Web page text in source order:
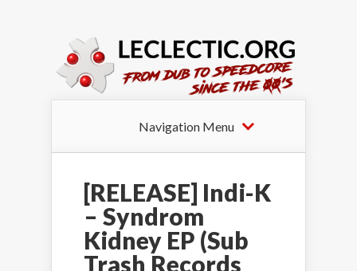
Navigation Menu
[RELEASE] Indi-K
– Syndrom
Kidney EP (Sub
Trash Records